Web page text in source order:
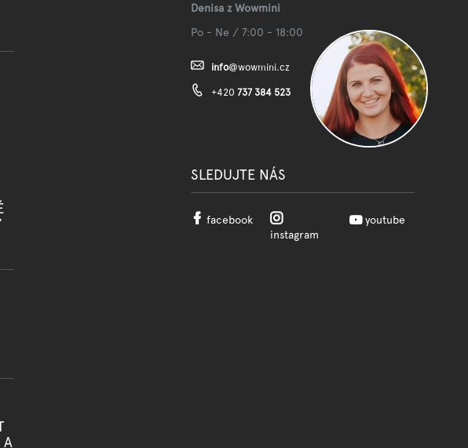
A
Denisa z Wowmini
Po - Ne / 7:00 - 18:00
info@wowmini.cz
+420 737 384 523
SLEDUJTE NÁS
facebook
instagram
youtube